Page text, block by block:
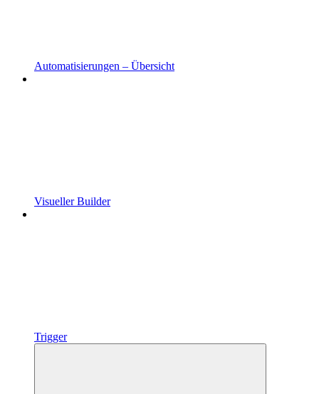
Automatisierungen – Übersicht
Visueller Builder
Trigger